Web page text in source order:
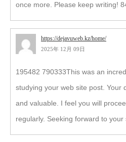
once more. Please keep writing!
https://dejavuweb.kz/home/
2025年 12月 09日
195482 790333This was an
studying your web site post. Your
and valuable. I feel you will
regularly. Seeking forward to